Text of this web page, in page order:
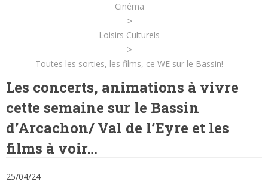
Cinéma
>
Loisirs Culturels
>
Toutes les sorties, les films, ce WE sur le Bassin!
Les concerts, animations à vivre
cette semaine sur le Bassin
d’Arcachon/ Val de l’Eyre et les
films à voir…
25/04/24